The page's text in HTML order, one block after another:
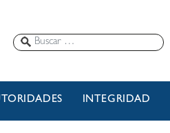
INTEGRIDAD